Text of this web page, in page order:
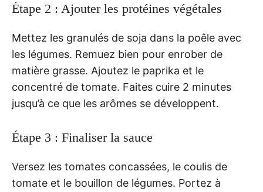
Étape 2 : Ajouter les protéines végétales
Mettez les granulés de soja dans la poêle avec
les légumes. Remuez bien pour enrober de
matière grasse. Ajoutez le paprika et le
concentré de tomate. Faites cuire 2 minutes
jusqu’à ce que les arômes se développent.
Étape 3 : Finaliser la sauce
Versez les tomates concassées, le coulis de
tomate et le bouillon de légumes. Portez à